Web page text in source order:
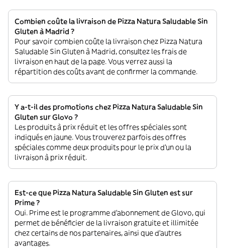
Combien coûte la livraison de Pizza Natura Saludable Sin
Gluten à Madrid ?
Pour savoir combien coûte la livraison chez Pizza Natura
Saludable Sin Gluten à Madrid, consultez les frais de
livraison en haut de la page. Vous verrez aussi la
répartition des coûts avant de confirmer la commande.
Y a-t-il des promotions chez Pizza Natura Saludable Sin
Gluten sur Glovo ?
Les produits à prix réduit et les offres spéciales sont
indiqués en jaune. Vous trouverez parfois des offres
spéciales comme deux produits pour le prix d'un ou la
livraison à prix réduit.
Est-ce que Pizza Natura Saludable Sin Gluten est sur
Prime ?
Oui. Prime est le programme d’abonnement de Glovo, qui
permet de bénéficier de la livraison gratuite et illimitée
chez certains de nos partenaires, ainsi que d’autres
avantages.